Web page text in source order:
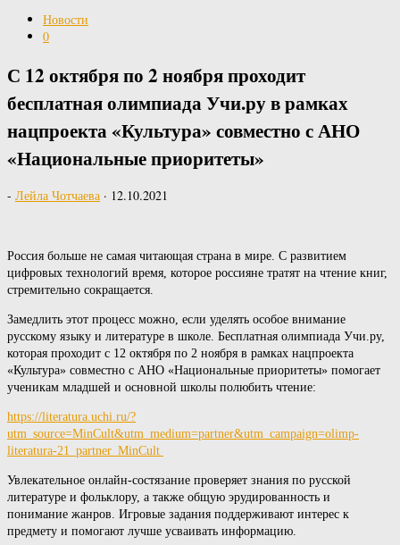
Новости
0
С 12 октября по 2 ноября проходит
бесплатная олимпиада Учи.ру в рамках
нацпроекта «Культура» совместно с АНО
«Национальные приоритеты»
- Лейла Чотчаева · 12.10.2021
Россия больше не самая читающая страна в мире. С развитием
цифровых технологий время, которое россияне тратят на чтение книг,
стремительно сокращается.
Замедлить этот процесс можно, если уделять особое внимание
русскому языку и литературе в школе. Бесплатная олимпиада Учи.ру,
которая проходит с 12 октября по 2 ноября в рамках нацпроекта
«Культура» совместно с АНО «Национальные приоритеты» помогает
ученикам младшей и основной школы полюбить чтение:
https://literatura.uchi.ru/?
utm_source=MinCult&utm_medium=partner&utm_campaign=olimp-
literatura-21_partner_MinCult
Увлекательное онлайн-состязание проверяет знания по русской
литературе и фольклору, а также общую эрудированность и
понимание жанров. Игровые задания поддерживают интерес к
предмету и помогают лучше усваивать информацию.